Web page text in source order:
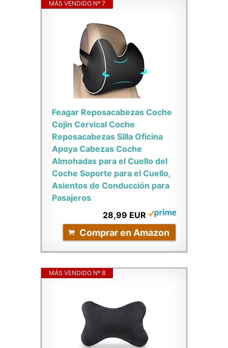
MÁS VENDIDO Nº 7
Feagar Reposacabezas Coche
Cojin Cervical Coche
Reposacabezas Silla Oficina
Apoya Cabezas Coche
Almohadas para el Cuello del
Coche Soporte para el Cuello,
Asientos de Conducción para
Pasajeros
28,99 EUR
Comprar en Amazon
MÁS VENDIDO Nº 8